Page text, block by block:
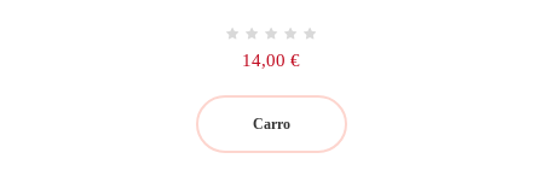
Precio
14,00 €
Carro